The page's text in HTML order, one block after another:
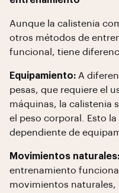
Aunque la calistenia
otros métodos de
funcional, tiene
Equipamiento: A
pesas, que requiere el
máquinas, la calistenia
el peso corporal. Esto
dependiente de
Movimientos naturales:
entrenamiento
movimientos naturales,